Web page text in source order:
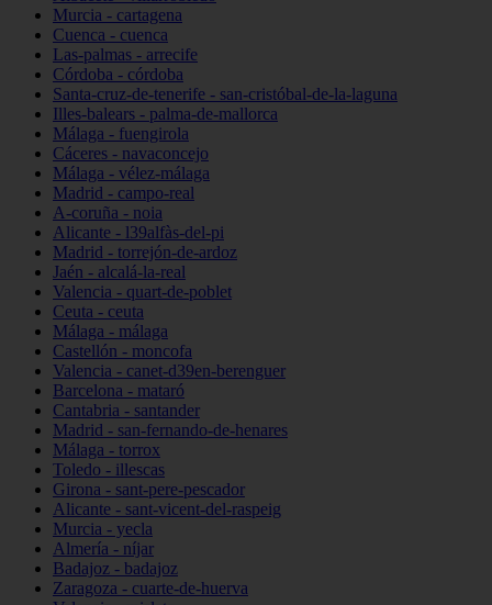
Murcia - cartagena
Cuenca - cuenca
Las-palmas - arrecife
Córdoba - córdoba
Santa-cruz-de-tenerife - san-cristóbal-de-la-laguna
Illes-balears - palma-de-mallorca
Málaga - fuengirola
Cáceres - navaconcejo
Málaga - vélez-málaga
Madrid - campo-real
A-coruña - noia
Alicante - l39alfàs-del-pi
Madrid - torrejón-de-ardoz
Jaén - alcalá-la-real
Valencia - quart-de-poblet
Ceuta - ceuta
Málaga - málaga
Castellón - moncofa
Valencia - canet-d39en-berenguer
Barcelona - mataró
Cantabria - santander
Madrid - san-fernando-de-henares
Málaga - torrox
Toledo - illescas
Girona - sant-pere-pescador
Alicante - sant-vicent-del-raspeig
Murcia - yecla
Almería - níjar
Badajoz - badajoz
Zaragoza - cuarte-de-huerva